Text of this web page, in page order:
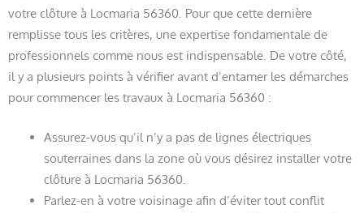
votre clôture à Locmaria 56360. Pour que cette dernière
remplisse tous les critères, une expertise fondamentale de
professionnels comme nous est indispensable. De votre côté,
il y a plusieurs points à vérifier avant d’entamer les démarches
pour commencer les travaux à Locmaria 56360 :
Assurez-vous qu’il n’y a pas de lignes électriques
souterraines dans la zone où vous désirez installer votre
clôture à Locmaria 56360.
Parlez-en à votre voisinage afin d’éviter tout conflit